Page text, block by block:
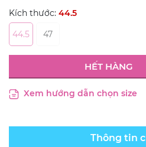
Kích thước: 44.5
44.5
47
HẾT HÀNG
Xem hướng dẫn chọn size
Thông tin